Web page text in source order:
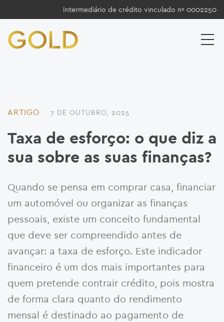
Intermediário de crédito vinculado nº 0002250
ARTIGO 7 DE OUTUBRO, 2025
Taxa de esforço: o que diz a
sua sobre as suas finanças?
Quando se pensa em comprar casa, financiar
um automóvel ou organizar as finanças
pessoais, existe um conceito fundamental
que deve ser compreendido antes de
avançar: a taxa de esforço. Este indicador
financeiro é um dos mais importantes para
quem pretende contrair crédito, pois mostra
de forma clara quanto do rendimento
mensal é destinado ao pagamento de